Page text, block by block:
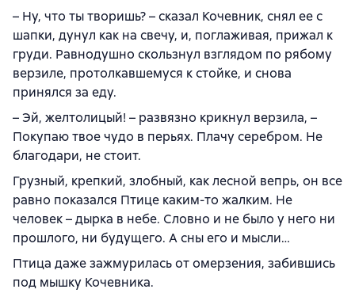
– Ну, что ты творишь? – сказал Кочевник, снял ее с
шапки, дунул как на свечу, и, поглаживая, прижал к
груди. Равнодушно скользнул взглядом по рябому
верзиле, протолкавшемуся к стойке, и снова
принялся за еду.
– Эй, желтолицый! – развязно крикнул верзила, –
Покупаю твое чудо в перьях. Плачу серебром. Не
благодари, не стоит.
Грузный, крепкий, злобный, как лесной вепрь, он все
равно показался Птице каким-то жалким. Не
человек – дырка в небе. Словно и не было у него ни
прошлого, ни будущего. А сны его и мысли…
Птица даже зажмурилась от омерзения, забившись
под мышку Кочевника.